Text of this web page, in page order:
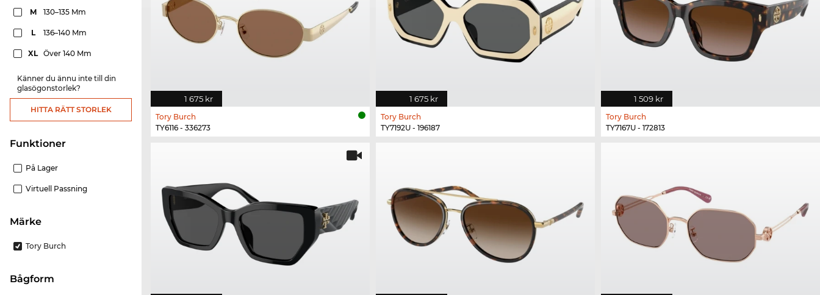
M 130–135 Mm
L 136–140 Mm
XL Över 140 Mm
Känner du ännu inte till din
glasögonstorlek?
HITTA RÄTT STORLEK
Funktioner
På Lager
Virtuell Passning
Märke
Tory Burch
bågform
1 675 kr
Tory Burch
TY6116 - 336273
1 675 kr
Tory Burch
TY7192U - 196187
1 509 kr
Tory Burch
TY7167U - 172813